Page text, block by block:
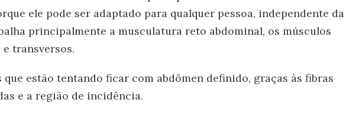
ele pode ser adaptado para qualquer pessoa, independente da
principalmente a musculatura reto abdominal, os músculos
transversos.
que estão tentando ficar com abdômen definido, graças às fibras
e a região de incidência.